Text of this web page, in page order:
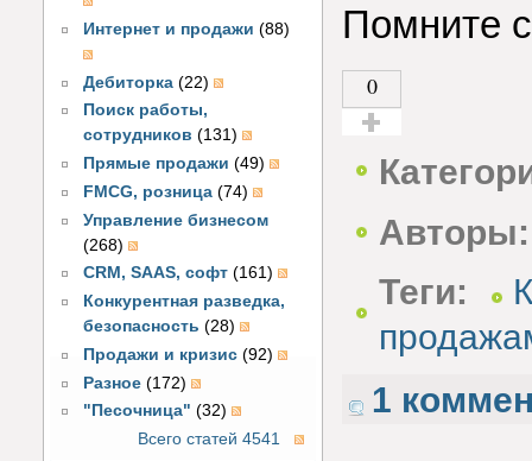
Интернет и продажи (88)
Дебиторка (22)
Поиск работы,
сотрудников (131)
Прямые продажи (49)
FMCG, розница (74)
Управление бизнесом
(268)
CRM, SAAS, софт (161)
Конкурентная разведка,
безопасность (28)
Продажи и кризис (92)
Разное (172)
"Песочница" (32)
Всего статей 4541
Помните
0
Авторы:
Теги:
1